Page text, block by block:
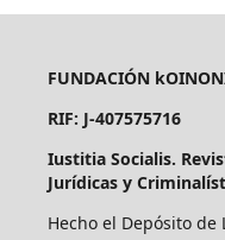
FUNDACIÓN
RIF: J-407575716
Iustitia Socialis.
Jurídicas y
Hecho el Depósito de